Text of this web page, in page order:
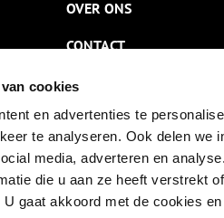
cookies
en advertenties te
te analyseren. Ook delen we
media, adverteren en
die u aan ze heeft verstrekt
gaat akkoord met de cookies en
OVER ONS
CONTACT
NIEUWSBRIEF
DISCLAIMER
PRIVACY
TOEGANKELIJKHEID